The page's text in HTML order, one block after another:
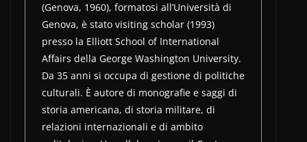
(Genova, 1960), formatosi all’Università di
Genova, è stato visiting scholar (1993)
presso la Elliott School of International
Affairs della George Washington University.
Da 35 anni si occupa di gestione di politiche
culturali. È autore di monografie e saggi di
storia americana, di storia militare, di
relazioni internazionali e di ambito